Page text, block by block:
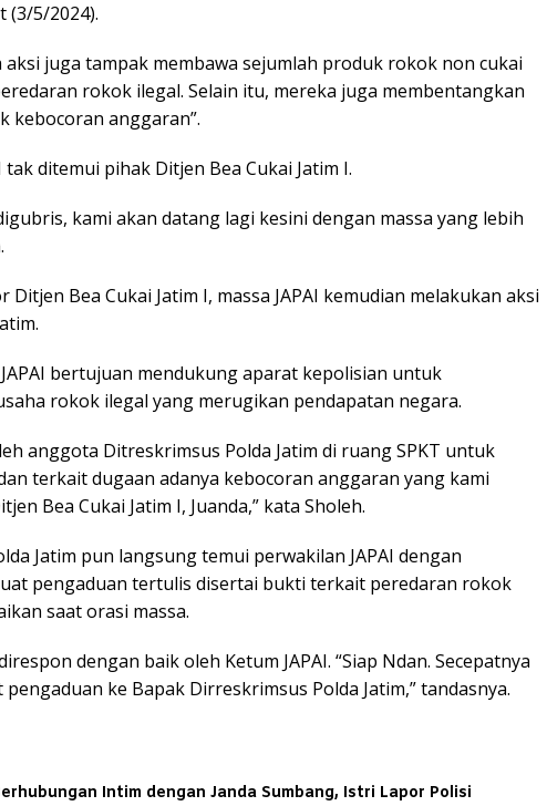
(3/5/2024).
aksi juga tampak membawa sejumlah produk rokok non cukai
rokok ilegal. Selain itu, mereka juga membentangkan
kebocoran anggaran”.
tak ditemui pihak Ditjen Bea Cukai Jatim I.
kami akan datang lagi kesini dengan massa yang lebih
Ditjen Bea Cukai Jatim I, massa JAPAI kemudian melakukan aksi
bertujuan mendukung aparat kepolisian untuk
rokok ilegal yang merugikan pendapatan negara.
anggota Ditreskrimsus Polda Jatim di ruang SPKT untuk
terkait dugaan adanya kebocoran anggaran yang kami
Bea Cukai Jatim I, Juanda,” kata Sholeh.
Jatim pun langsung temui perwakilan JAPAI dengan
pengaduan tertulis disertai bukti terkait peredaran rokok
saat orasi massa.
dengan baik oleh Ketum JAPAI. “Siap Ndan. Secepatnya
ke Bapak Dirreskrimsus Polda Jatim,” tandasnya.
Intim dengan Janda Sumbang, Istri Lapor Polisi